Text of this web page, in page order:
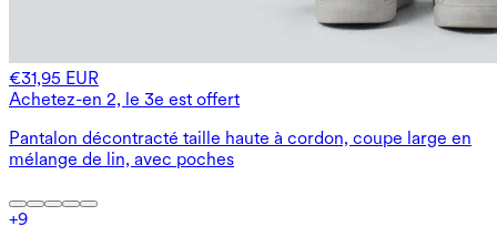
€31,95 EUR
Achetez-en 2, le 3e est offert
Pantalon décontracté taille haute à cordon, coupe large en
mélange de lin, avec poches
+9